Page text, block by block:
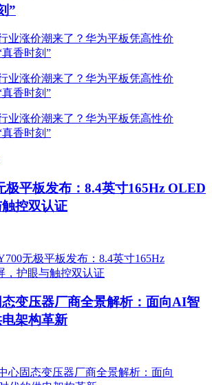
”
极平板发布：8.4英寸165Hz OLED
控双认证
变压器厂商全景解析：面向AI智
架构革新